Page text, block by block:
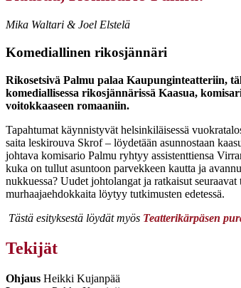
Mika Waltari & Joel Elstelä
Komediallinen rikosjännäri
Rikosetsivä Palmu palaa Kaupunginteatteriin,
komediallisessa rikosjännärissä Kaasua,
voitokkaaseen romaaniin.
Tapahtumat käynnistyvät helsinkiläisessä
saita leskirouva Skrof – löydetään asunnostaan
johtava komisario Palmu ryhtyy assistenttiensa
kuka on tullut asuntoon parvekkeen kautta ja
nukkuessa? Uudet johtolangat ja ratkaisut
murhaajaehdokkaita löytyy tutkimusten edetessä.
Tästä esityksestä löydät myös Teatterikärpäsen
Tekijät
Ohjaus Heikki Kujanpää